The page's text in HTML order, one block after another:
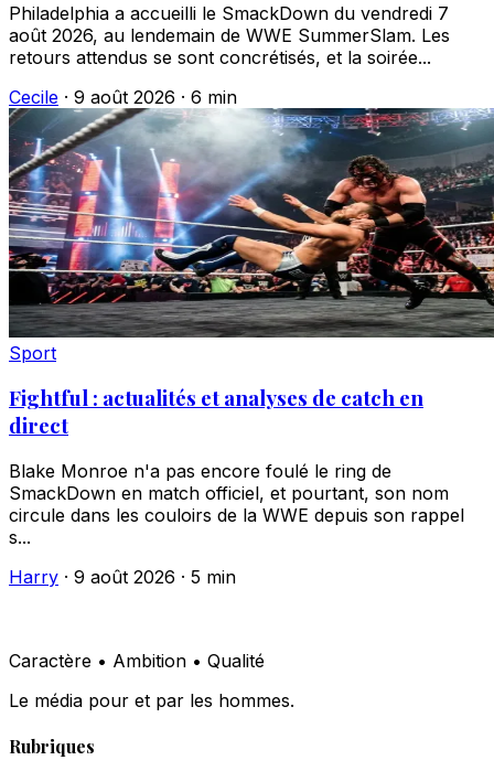
Philadelphia a accueilli le SmackDown du vendredi 7
août 2026, au lendemain de WWE SummerSlam. Les
retours attendus se sont concrétisés, et la soirée...
Cecile · 9 août 2026 · 6 min
Sport
Fightful : actualités et analyses de catch en
direct
Blake Monroe n'a pas encore foulé le ring de
SmackDown en match officiel, et pourtant, son nom
circule dans les couloirs de la WWE depuis son rappel
s...
Harry · 9 août 2026 · 5 min
Caractère • Ambition • Qualité
Le média pour et par les hommes.
Rubriques